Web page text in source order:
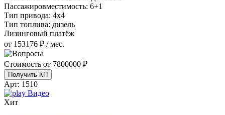
Пассажировместимость: 6+1
Тип привода: 4х4
Тип топлива: дизель
Лизинговый платёж
от 153176 ₽ / мес.
Стоимость от 7800000 ₽
Получить КП
Арт: 1510
Видео
Хит